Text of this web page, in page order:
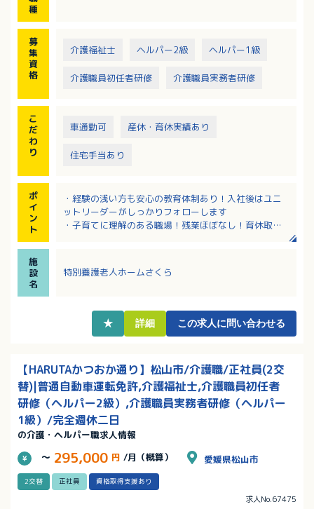
種
募
集
資
格
介護福祉士 ヘルパー2級 ヘルパー1級
介護職員初任者研修 介護職員実務者研修
こ
だ
わ
り
車通勤可 産休・育休実績あり
住宅手当あり
ポ
イ
ン
ト
・経験の浅い方も安心の教育体制あり！入社後はユニ
ットリーダーがしっかりフォローします
・子育てに理解のある職場！残業ほぼなし！育休取得
イベートを大事にして働けます！
・勉強会や研修会も継続してあり、スキルアップして
ートできるので安心です
施
設
名
特別養護老人ホームさくら
★ 詳細 この求人に問い合わせる
【HARUTAかつおか通り】松山市/介護職/正社員(2交
替)|普通自動車運転免許,介護福祉士,介護職員初任者
研修（ヘルパー2級）,介護職員実務者研修（ヘルパー
1級）/完全週休二日
の介護・ヘルパー職求人情報
～ 295,000 円 /月（概算） 愛媛県松山市
2交替 正社員 資格取得支援あり
求人No.67475